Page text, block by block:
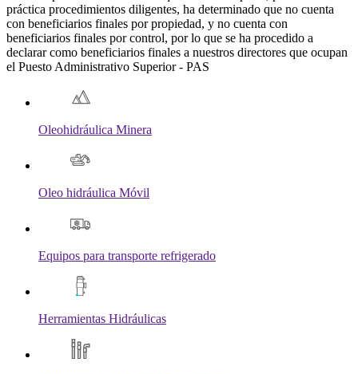
práctica procedimientos diligentes, ha determinado que no cuenta
con beneficiarios finales por propiedad, y no cuenta con
beneficiarios finales por control, por lo que se ha procedido a
declarar como beneficiarios finales a nuestros directores que ocupan
el Puesto Administrativo Superior - PAS
Oleohidráulica Minera
Oleo hidráulica Móvil
Equipos para transporte refrigerado
Herramientas Hidráulicas